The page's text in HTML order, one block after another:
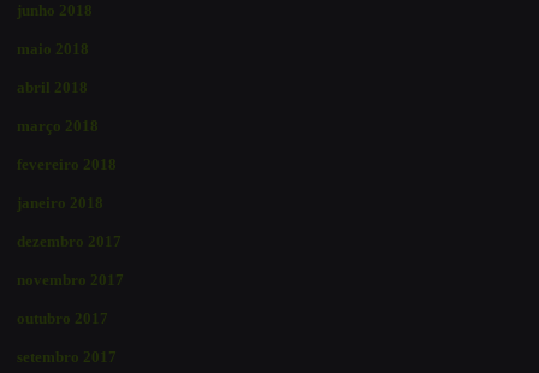
junho 2018
maio 2018
abril 2018
março 2018
fevereiro 2018
janeiro 2018
dezembro 2017
novembro 2017
outubro 2017
setembro 2017